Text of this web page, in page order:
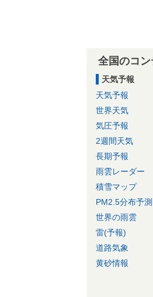
全国のコン
天気予報
天気予報
世界天気
気圧予報
2週間天気
長期予報
雨雲レーダー
積雪マップ
PM2.5分布予測
世界の雨雲
雷(予報)
道路気象
黄砂情報